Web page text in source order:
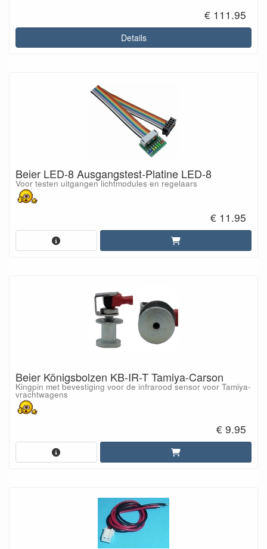
€ 111.95
Details
Beier LED-8 Ausgangstest-Platine LED-8
Voor testen uitgangen lichtmodules en regelaars
€ 11.95
Beier Königsbolzen KB-IR-T Tamiya-Carson
Kingpin met bevestiging voor de infrarood sensor voor Tamiya-
vrachtwagens
€ 9.95